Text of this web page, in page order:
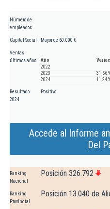
Número de
empleados
Capital Social Mayor de 60.000 €
Ventas
últimos años
Año
2022
2023
31,56
2024
11,24
Resultado
2024
Positivo
Accede al Informe
Del
Ranking
Nacional
Posición 326.792
Ranking
Provincial
Posición 13.040 de